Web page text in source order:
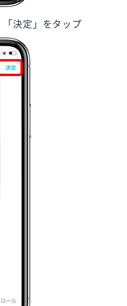
決定」をタップ